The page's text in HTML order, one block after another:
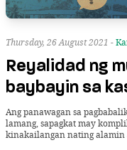
Thursday, 26 August 2021 -
Reyalidad ng
baybayin sa
Ang panawagan sa
lamang, sapagkat may
kinakailangan nating alamin